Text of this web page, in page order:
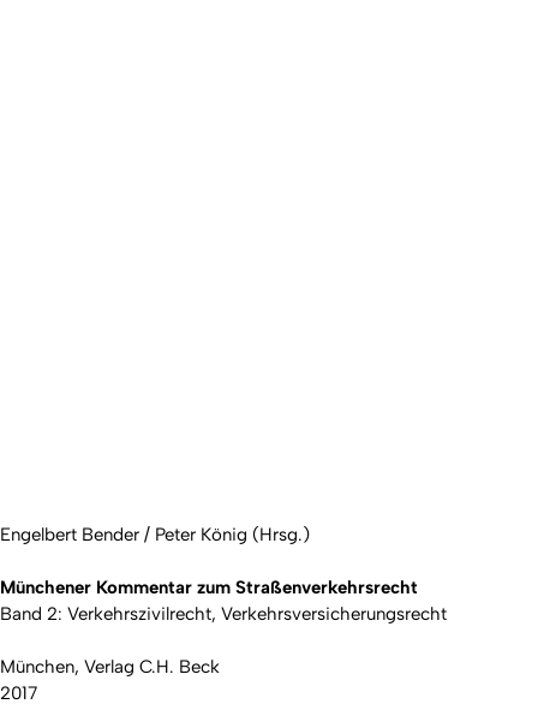
Engelbert Bender / Peter König (Hrsg.)
Münchener Kommentar zum Straßenverkehrsrecht
Band 2: Verkehrszivilrecht, Verkehrsversicherungsrecht
München, Verlag C.H. Beck
2017